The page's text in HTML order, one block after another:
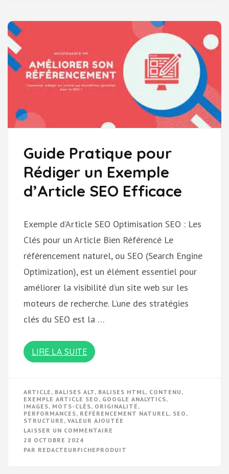
RÉDACTION
Guide Pratique pour
Rédiger un Exemple
d’Article SEO Efficace
Exemple d’Article SEO Optimisation SEO : Les
Clés pour un Article Bien Référencé Le
référencement naturel, ou SEO (Search Engine
Optimization), est un élément essentiel pour
améliorer la visibilité d’un site web sur les
moteurs de recherche. L’une des stratégies
clés du SEO est la …
LIRE LA SUITE
ARTICLE , BALISES ALT, BALISES HTML, CONTENU ,
EXEMPLE ARTICLE SEO , GOOGLE ANALYTICS,
IMAGES, MOTS-CLÉS, ORIGINALITÉ ,
PERFORMANCES, RÉFÉRENCEMENT NATUREL, SEO ,
STRUCTURE , VALEUR AJOUTÉE
LAISSER UN COMMENTAIRE
POUR
28 OCTOBRE 2024
PAR REDACTEURFICHEPRODUIT